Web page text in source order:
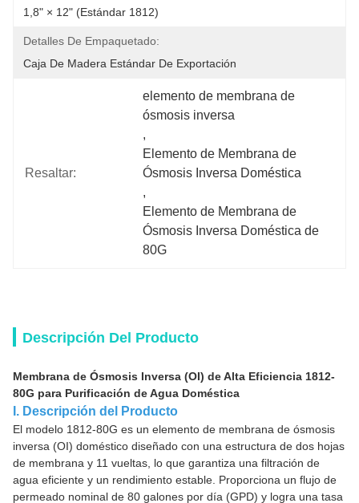
1,8" × 12" (estándar 1812)
Detalles De Empaquetado:
Caja De Madera Estándar De Exportación
Resaltar:
elemento de membrana de
ósmosis inversa
,
Elemento de Membrana de
Ósmosis Inversa Doméstica
,
Elemento de Membrana de
Ósmosis Inversa Doméstica de
80G
Descripción Del Producto
Membrana de Ósmosis Inversa (OI) de Alta Eficiencia 1812-
80G para Purificación de Agua Doméstica
I. Descripción del Producto
El modelo 1812-80G es un elemento de membrana de ósmosis
inversa (OI) doméstico diseñado con una estructura de dos hojas
de membrana y 11 vueltas, lo que garantiza una filtración de
agua eficiente y un rendimiento estable. Proporciona un flujo de
permeado nominal de 80 galones por día (GPD) y logra una tasa